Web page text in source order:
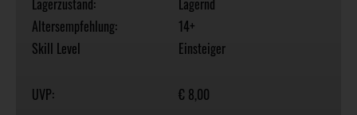
Lagerzustand:
Lagernd
Altersempfehlung:
14+
Skill Level
Einsteiger
UVP: € 8,00